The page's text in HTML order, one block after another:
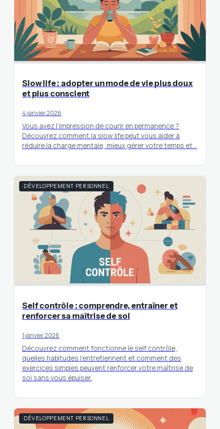
Slow life : adopter un mode de vie plus doux
et plus conscient
4 janvier 2026
Vous avez l’impression de courir en permanence ?
Découvrez comment la slow life peut vous aider à
réduire la charge mentale, mieux gérer votre temps et…
DÉVELOPPEMENT PERSONNEL
Self contrôle : comprendre, entraîner et
renforcer sa maîtrise de soi
1 janvier 2026
Découvrez comment fonctionne le self contrôle,
quelles habitudes l’entretiennent et comment des
exercices simples peuvent renforcer votre maîtrise de
soi sans vous épuiser.
DÉVELOPPEMENT PERSONNEL